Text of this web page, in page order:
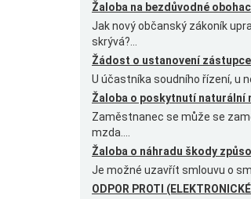
Žaloba na bezdůvodné
Jak nový občanský zákoník
skrývá?...
Žádost o ustanovení
U účastníka soudního řízení, u
Žaloba o poskytnutí naturální
Zaměstnanec se může se
mzda....
Žaloba o náhradu škody
Je možné uzavřít smlouvu o
ODPOR PROTI